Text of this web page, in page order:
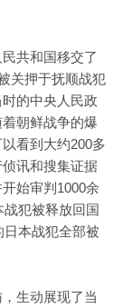
共和国移交了
关押于抚顺战犯
的中央人民政
朝鲜战争的爆
看到大约200多
讯和搜集证据
始审判1000余
犯被释放回国
本战犯全部被
生动展现了当